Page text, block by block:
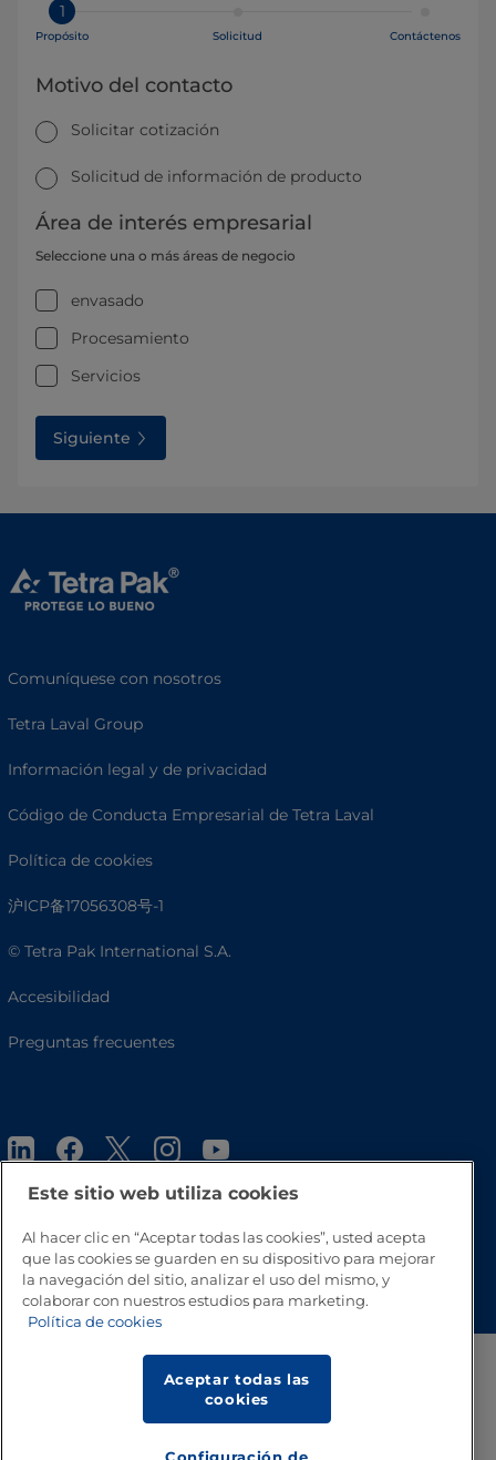
1
Propósito Solicitud Contáctenos
Motivo del contacto
Solicitar cotización
Solicitud de información de producto
Área de interés empresarial
Seleccione una o más áreas de negocio
envasado
Procesamiento
Servicios
Siguiente
Comuníquese con nosotros
Tetra Laval Group
Información legal y de privacidad
Código de Conducta Empresarial de Tetra Laval
Política de cookies
沪ICP备17056308号-1
© Tetra Pak International S.A.
Accesibilidad
Preguntas frecuentes
Volver a inicio
Este sitio web utiliza cookies
Al hacer clic en “Aceptar todas las cookies”, usted acepta
que las cookies se guarden en su dispositivo para mejorar
la navegación del sitio, analizar el uso del mismo, y
colaborar con nuestros estudios para marketing.
Política de cookies
Aceptar todas las
cookies
Configuración de